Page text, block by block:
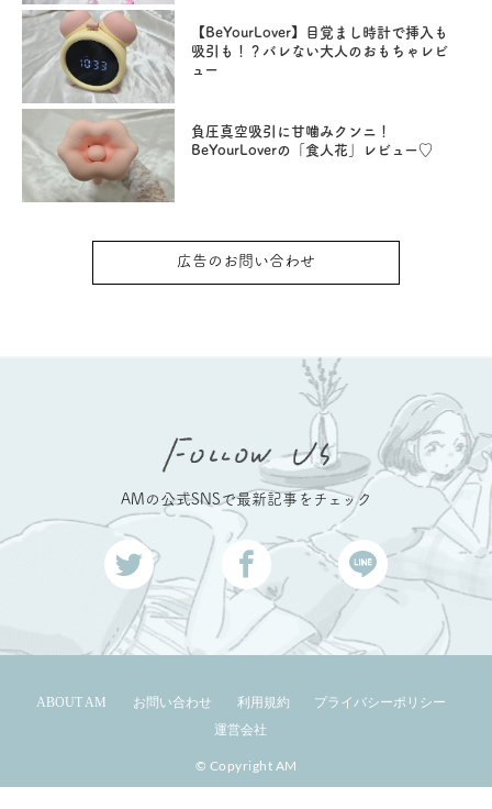
【BeYourLover】目覚まし時計で挿入も
吸引も！？バレない大人のおもちゃレビ
ュー
負圧真空吸引に甘噛みクンニ！
BeYourLoverの「食人花」レビュー♡
広告のお問い合わせ
AMの公式SNSで最新記事をチェック
ABOUT AM お問い合わせ 利用規約
プライバシーポリシー
運営会社
© Copyright AM